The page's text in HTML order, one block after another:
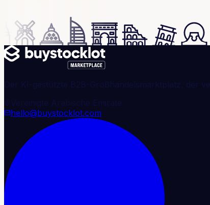
Der KI-gestützte B2B-Großhandelsmarktplatz, der
Vereinigte Arabische Emirate
hello@buystocklot.com